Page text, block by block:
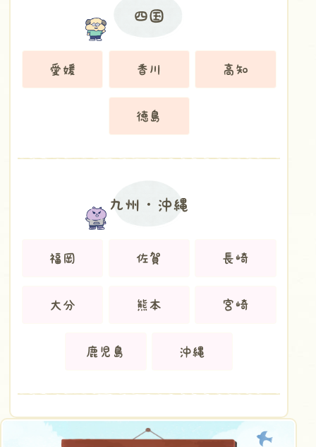
四国
愛媛 香川 高知
徳島
九州・沖縄
福岡 佐賀 長崎
大分 熊本 宮崎
鹿児島 沖縄